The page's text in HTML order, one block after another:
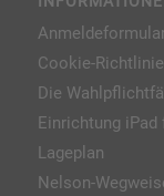
Cookie-
Die
Einrichtung iPad
Lageplan
Nelson-